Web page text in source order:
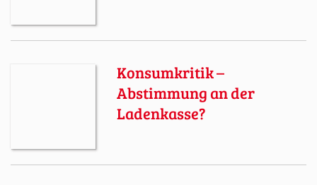
Konsumkritik –
Abstimmung an der
Ladenkasse?